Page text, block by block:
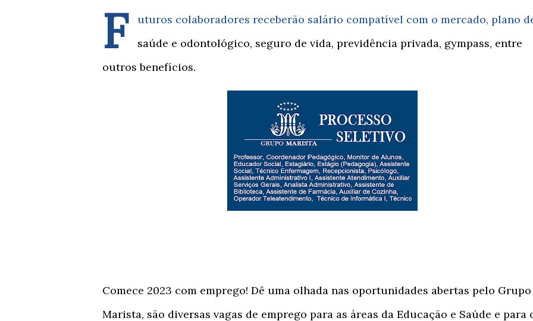
F
uturos colaboradores receberão salário compatível com o mercado, plano
saúde e odontológico, seguro de vida, previdência privada, gympass, entre
outros benefícios.
Comece 2023 com emprego! Dê uma olhada nas oportunidades abertas pelo Grupo
Marista, são diversas vagas de emprego para as áreas da Educação e Saúde e para